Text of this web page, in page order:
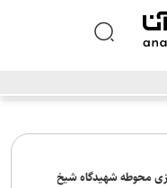
محوطه شهیدگاه شیخ